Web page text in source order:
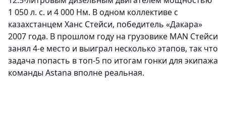
1 050 л. с. и 4 000 Нм. В одном коллективе с
казахстанцем Ханс Стейси, победитель «Дакара»
2007 года. В прошлом году на грузовике MAN Стейси
занял 4-е место и выиграл несколько этапов, так что
задача попасть в топ-5 по итогам гонки для экипажа
команды Astana вполне реальная.